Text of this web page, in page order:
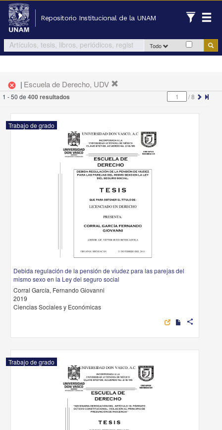
Repositorio Institucional de la UNAM
Todo
cancel | Escuela de Derecho, UDV
1 - 50 de 400 resultados /8
Trabajo de grado
Debida regulación de la pensión de viudez para las parejas del
mismo sexo en la Ley del seguro social
Corral García, Fernando Giovanni
2019
Ciencias Sociales y Económicas
share
Trabajo de grado